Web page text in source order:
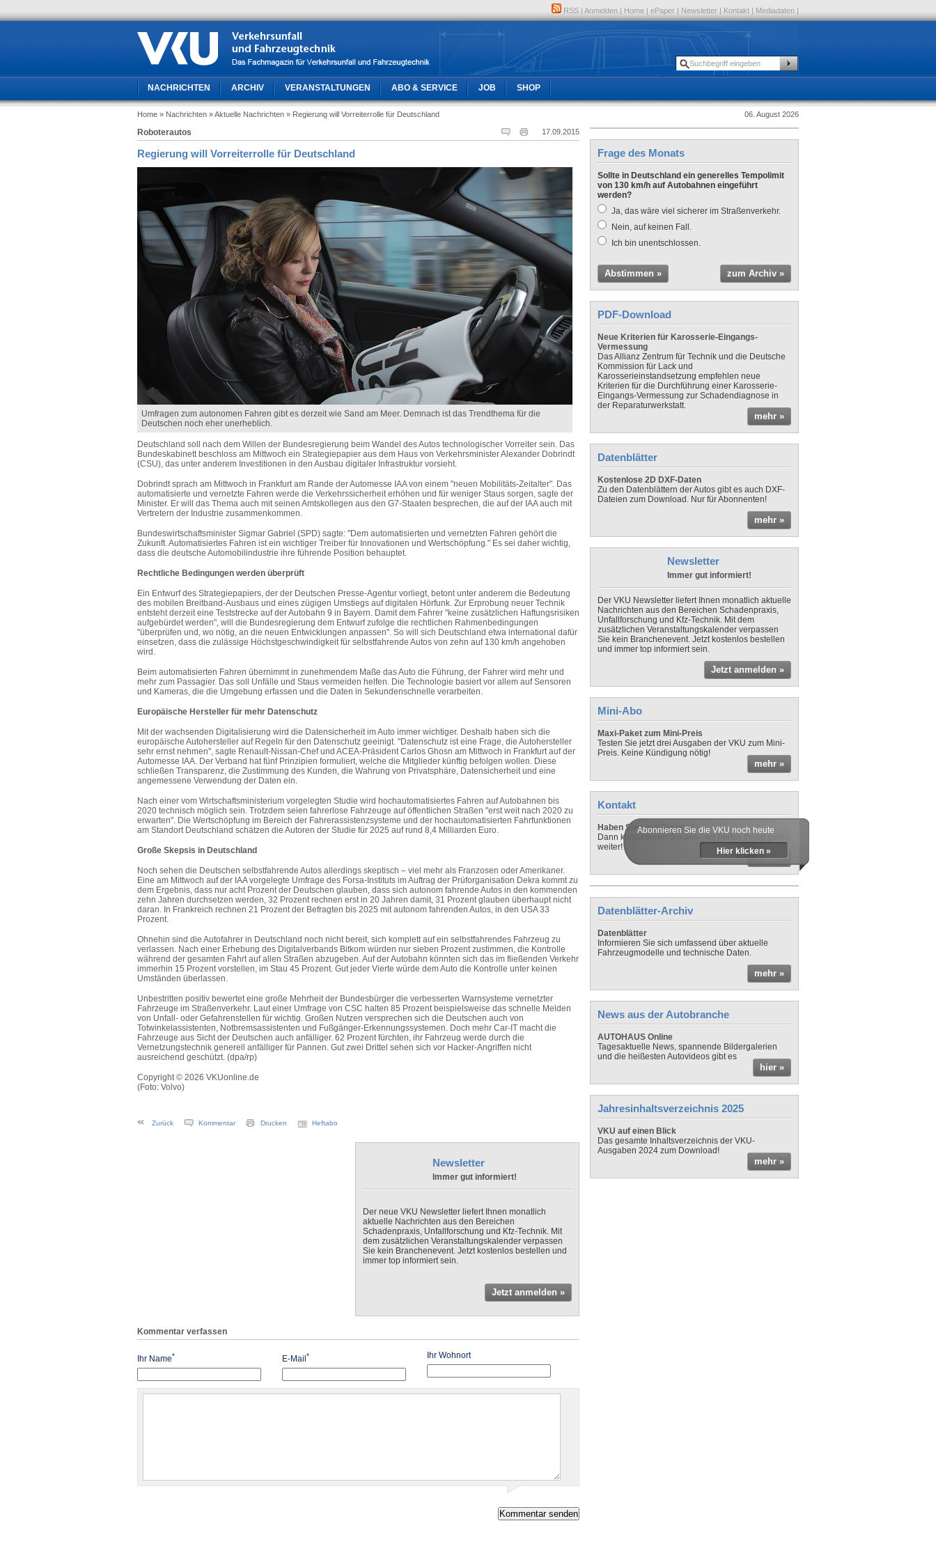
RSS | Anmelden | Home | ePaper | Newsletter | Kontakt | Mediadaten |
NACHRICHTEN ARCHIV VERANSTALTUNGEN ABO & SERVICE JOB SHOP
Home » Nachrichten » Aktuelle Nachrichten » Regierung will Vorreiterrolle für Deutschland 06. August 2026
17.09.2015
Roboterautos
Regierung will Vorreiterrolle für Deutschland
Umfragen zum autonomen Fahren gibt es derzeit wie Sand am Meer. Demnach ist das Trendthema für die
Deutschen noch eher unerheblich.
Deutschland soll nach dem Willen der Bundesregierung beim Wandel des Autos technologischer Vorreiter sein. Das
Bundeskabinett beschloss am Mittwoch ein Strategiepapier aus dem Haus von Verkehrsminister Alexander Dobrindt
(CSU), das unter anderem Investitionen in den Ausbau digitaler Infrastruktur vorsieht.
Dobrindt sprach am Mittwoch in Frankfurt am Rande der Automesse IAA von einem "neuen Mobilitäts-Zeitalter". Das
automatisierte und vernetzte Fahren werde die Verkehrssicherheit erhöhen und für weniger Staus sorgen, sagte der
Minister. Er will das Thema auch mit seinen Amtskollegen aus den G7-Staaten besprechen, die auf der IAA auch mit
Vertretern der Industrie zusammenkommen.
Bundeswirtschaftsminister Sigmar Gabriel (SPD) sagte: "Dem automatisierten und vernetzten Fahren gehört die
Zukunft. Automatisiertes Fahren ist ein wichtiger Treiber für Innovationen und Wertschöpfung." Es sei daher wichtig,
dass die deutsche Automobilindustrie ihre führende Position behauptet.
Rechtliche Bedingungen werden überprüft
Ein Entwurf des Strategiepapiers, der der Deutschen Presse-Agentur vorliegt, betont unter anderem die Bedeutung
des mobilen Breitband-Ausbaus und eines zügigen Umstiegs auf digitalen Hörfunk. Zur Erprobung neuer Technik
entsteht derzeit eine Teststrecke auf der Autobahn 9 in Bayern. Damit dem Fahrer "keine zusätzlichen Haftungsrisiken
aufgebürdet werden", will die Bundesregierung dem Entwurf zufolge die rechtlichen Rahmenbedingungen
"überprüfen und, wo nötig, an die neuen Entwicklungen anpassen". So will sich Deutschland etwa international dafür
einsetzen, dass die zulässige Höchstgeschwindigkeit für selbstfahrende Autos von zehn auf 130 km/h angehoben
wird.
Beim automatisierten Fahren übernimmt in zunehmendem Maße das Auto die Führung, der Fahrer wird mehr und
mehr zum Passagier. Das soll Unfälle und Staus vermeiden helfen. Die Technologie basiert vor allem auf Sensoren
und Kameras, die die Umgebung erfassen und die Daten in Sekundenschnelle verarbeiten.
Europäische Hersteller für mehr Datenschutz
Mit der wachsenden Digitalisierung wird die Datensicherheit im Auto immer wichtiger. Deshalb haben sich die
europäische Autohersteller auf Regeln für den Datenschutz geeinigt. "Datenschutz ist eine Frage, die Autohersteller
sehr ernst nehmen", sagte Renault-Nissan-Chef und ACEA-Präsident Carlos Ghosn am Mittwoch in Frankfurt auf der
Automesse IAA. Der Verband hat fünf Prinzipien formuliert, welche die Mitglieder künftig befolgen wollen. Diese
schließen Transparenz, die Zustimmung des Kunden, die Wahrung von Privatsphäre, Datensicherheit und eine
angemessene Verwendung der Daten ein.
Nach einer vom Wirtschaftsministerium vorgelegten Studie wird hochautomatisiertes Fahren auf Autobahnen bis
2020 technisch möglich sein. Trotzdem seien fahrerlose Fahrzeuge auf öffentlichen Straßen "erst weit nach 2020 zu
erwarten". Die Wertschöpfung im Bereich der Fahrerassistenzsysteme und der hochautomatisierten Fahrfunktionen
am Standort Deutschland schätzen die Autoren der Studie für 2025 auf rund 8,4 Milliarden Euro.
Große Skepsis in Deutschland
Noch sehen die Deutschen selbstfahrende Autos allerdings skeptisch – viel mehr als Franzosen oder Amerikaner.
Eine am Mittwoch auf der IAA vorgelegte Umfrage des Forsa-Instituts im Auftrag der Prüforganisation Dekra kommt zu
dem Ergebnis, dass nur acht Prozent der Deutschen glauben, dass sich autonom fahrende Autos in den kommenden
zehn Jahren durchsetzen werden, 32 Prozent rechnen erst in 20 Jahren damit, 31 Prozent glauben überhaupt nicht
daran. In Frankreich rechnen 21 Prozent der Befragten bis 2025 mit autonom fahrenden Autos, in den USA 33
Prozent.
Ohnehin sind die Autofahrer in Deutschland noch nicht bereit, sich komplett auf ein selbstfahrendes Fahrzeug zu
verlassen. Nach einer Erhebung des Digitalverbands Bitkom würden nur sieben Prozent zustimmen, die Kontrolle
während der gesamten Fahrt auf allen Straßen abzugeben. Auf der Autobahn könnten sich das im fließenden Verkehr
immerhin 15 Prozent vorstellen, im Stau 45 Prozent. Gut jeder Vierte würde dem Auto die Kontrolle unter keinen
Umständen überlassen.
Unbestritten positiv bewertet eine große Mehrheit der Bundesbürger die verbesserten Warnsysteme vernetzter
Fahrzeuge im Straßenverkehr. Laut einer Umfrage von CSC halten 85 Prozent beispielsweise das schnelle Melden
von Unfall- oder Gefahrenstellen für wichtig. Großen Nutzen versprechen sich die Deutschen auch von
Totwinkelassistenten, Notbremsassistenten und Fußgänger-Erkennungssystemen. Doch mehr Car-IT macht die
Fahrzeuge aus Sicht der Deutschen auch anfälliger. 62 Prozent fürchten, ihr Fahrzeug werde durch die
Vernetzungstechnik generell anfälliger für Pannen. Gut zwei Drittel sehen sich vor Hacker-Angriffen nicht
ausreichend geschützt. (dpa/rp)
Copyright © 2026 VKUonline.de
(Foto: Volvo)
Zurück Kommentar Drucken Heftabo
Newsletter
Immer gut informiert!
Der neue VKU Newsletter liefert Ihnen monatlich
aktuelle Nachrichten aus den Bereichen
Schadenpraxis, Unfallforschung und Kfz-Technik. Mit
dem zusätzlichen Veranstaltungskalender verpassen
Sie kein Branchenevent. Jetzt kostenlos bestellen und
immer top informiert sein.
Jetzt anmelden »
Kommentar verfassen
Ihr Name* E-Mail * Ihr Wohnort
Frage des Monats
Sollte in Deutschland ein generelles Tempolimit
von 130 km/h auf Autobahnen eingeführt
werden?
Ja, das wäre viel sicherer im Straßenverkehr.
Nein, auf keinen Fall.
Ich bin unentschlossen.
Abstimmen » zum Archiv »
PDF-Download
Neue Kriterien für Karosserie-Eingangs-
Vermessung
Das Allianz Zentrum für Technik und die Deutsche
Kommission für Lack und
Karosserieinstandsetzung empfehlen neue
Kriterien für die Durchführung einer Karosserie-
Eingangs-Vermessung zur Schadendiagnose in
der Reparaturwerkstatt.
mehr »
Datenblätter
Kostenlose 2D DXF-Daten
Zu den Datenblättern der Autos gibt es auch DXF-
Dateien zum Download. Nur für Abonnenten!
mehr »
Newsletter
Immer gut informiert!
Der VKU Newsletter liefert Ihnen monatlich aktuelle
Nachrichten aus den Bereichen Schadenpraxis,
Unfallforschung und Kfz-Technik. Mit dem
zusätzlichen Veranstaltungskalender verpassen
Sie kein Branchenevent. Jetzt kostenlos bestellen
und immer top informiert sein.
Jetzt anmelden »
Mini-Abo
Maxi-Paket zum Mini-Preis
Testen Sie jetzt drei Ausgaben der VKU zum Mini-
Preis. Keine Kündigung nötig!
mehr »
Kontakt
Haben Sie noch Fragen?
Dann kontaktieren Sie uns - wir helfen Ihnen gerne
weiter!
mehr »
Abonnieren Sie die VKU noch heute
Hier klicken »
Datenblätter-Archiv
Datenblätter
Informieren Sie sich umfassend über aktuelle
Fahrzeugmodelle und technische Daten.
mehr »
News aus der Autobranche
AUTOHAUS Online
Tagesaktuelle News, spannende Bildergalerien
und die heißesten Autovideos gibt es
hier »
Jahresinhaltsverzeichnis 2025
VKU auf einen Blick
Das gesamte Inhaltsverzeichnis der VKU-
Ausgaben 2024 zum Download!
mehr »